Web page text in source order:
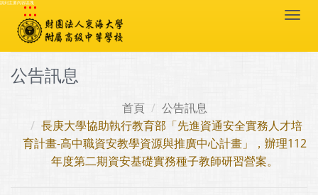
跳到主要內容區塊
:::
公告訊息
首頁
公告訊息
長庚大學協助執行教育部「先進資通安全實務人才培
育計畫-高中職資安教學資源與推廣中心計畫」，辦理112
年度第二期資安基礎實務種子教師研習營案。